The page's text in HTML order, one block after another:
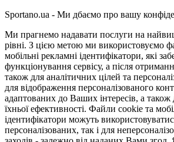
Sportano.ua - Ми дбаємо про вашу
Ми прагнемо надавати послуги на
рівні. З цією метою ми використовуємо
мобільні рекламні ідентифікатори, які
функціонування сервісу, а після
також для аналітичних цілей та
для відображення персоналізованого
адаптованих до Ваших інтересів, а
їхньої ефективності. Файли cookie та
ідентифікатори можуть
персоналізованих, так і для